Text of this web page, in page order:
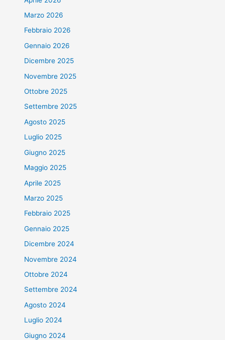
Marzo 2026
Febbraio 2026
Gennaio 2026
Dicembre 2025
Novembre 2025
Ottobre 2025
Settembre 2025
Agosto 2025
Luglio 2025
Giugno 2025
Maggio 2025
Aprile 2025
Marzo 2025
Febbraio 2025
Gennaio 2025
Dicembre 2024
Novembre 2024
Ottobre 2024
Settembre 2024
Agosto 2024
Luglio 2024
Giugno 2024